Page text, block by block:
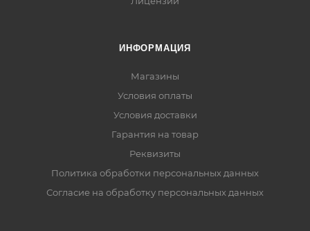
ИНФОРМАЦИЯ
Магазины
Условия оплаты
Условия доставки
Гарантия на товар
Реквизиты
Политика обработки персональных данных
Согласие на обработку персональных данных